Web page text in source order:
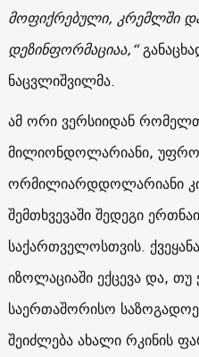
მოფიქრებული, კრემლში
დეზინფორმაციაა,“
ნაცვლიშვილმა.
ამ ორი ვერსიიდან
მილიონდოლარიანი,
ორმილიარდდოლარიანი
შემთხვევაში შედეგი
საქართველოსთვის.
იზოლაციაში ექცევა და,
საერთაშორისო
შეიძლება ახალი რკინის